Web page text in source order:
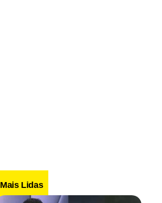
Mais Lidas